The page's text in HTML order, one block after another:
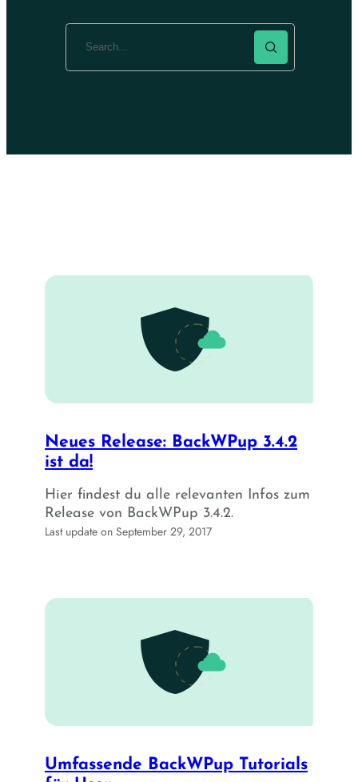
Search
Neues Release: BackWPup 3.4.2
ist da!
Hier findest du alle relevanten Infos zum
Release von BackWPup 3.4.2.
Last update on September 29, 2017
Umfassende BackWPup Tutorials